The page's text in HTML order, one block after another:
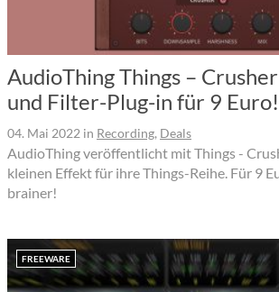
AudioThing Things –
und Filter-Plug-in für 9 Euro!
04. Mai 2022 in Recording, Deals
AudioThing veröffentlicht mit Things -
kleinen Effekt für ihre Things-Reihe. Für 9
brainer!
FREEWARE